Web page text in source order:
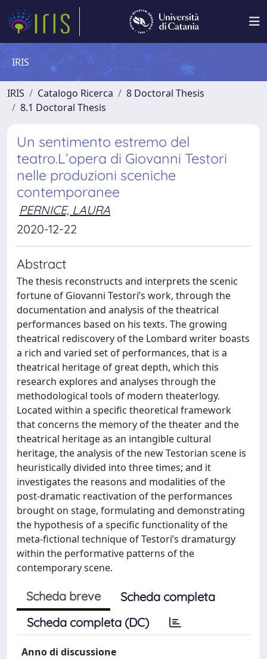
IRIS
IRIS Catalogo Ricerca
8 Doctoral Thesis
8.1 Doctoral Thesis
Un sentimento estremo del
teatro.L’opera di Giovanni Testori
nelle produzioni sceniche
contemporanee
PERNICE, LAURA
2020-12-22
Abstract
The thesis reconstructs and interprets the scenic
fortune of Giovanni Testori’s work, through the
documentation and analysis of the theatrical
performances based on his texts. The growing
theatrical rediscovery of the Lombard writer boasts
a rich and varied set of performances, that is a
theatrical heritage of great depth, which this
research explores and analyses through the
methodological tools of modern theaterlogy.
Located within a specific theoretical framework
that concerns the memory of the theater and the
theatrical heritage as an intangible cultural
heritage, the analysis of the new Testorian scene is
heuristically divided into three times; and it
investigates the reasons and modalities of the
post-dramatic reactivation of the performances
brought on stage, formulating and demonstrating
the hypothesis of a specific functionality of the
meta-fictional technique of Testori’s dramaturgy
within the performative patterns of the
contemporary scene.
Scheda breve
Scheda completa
Scheda completa (DC)
Anno di discussione